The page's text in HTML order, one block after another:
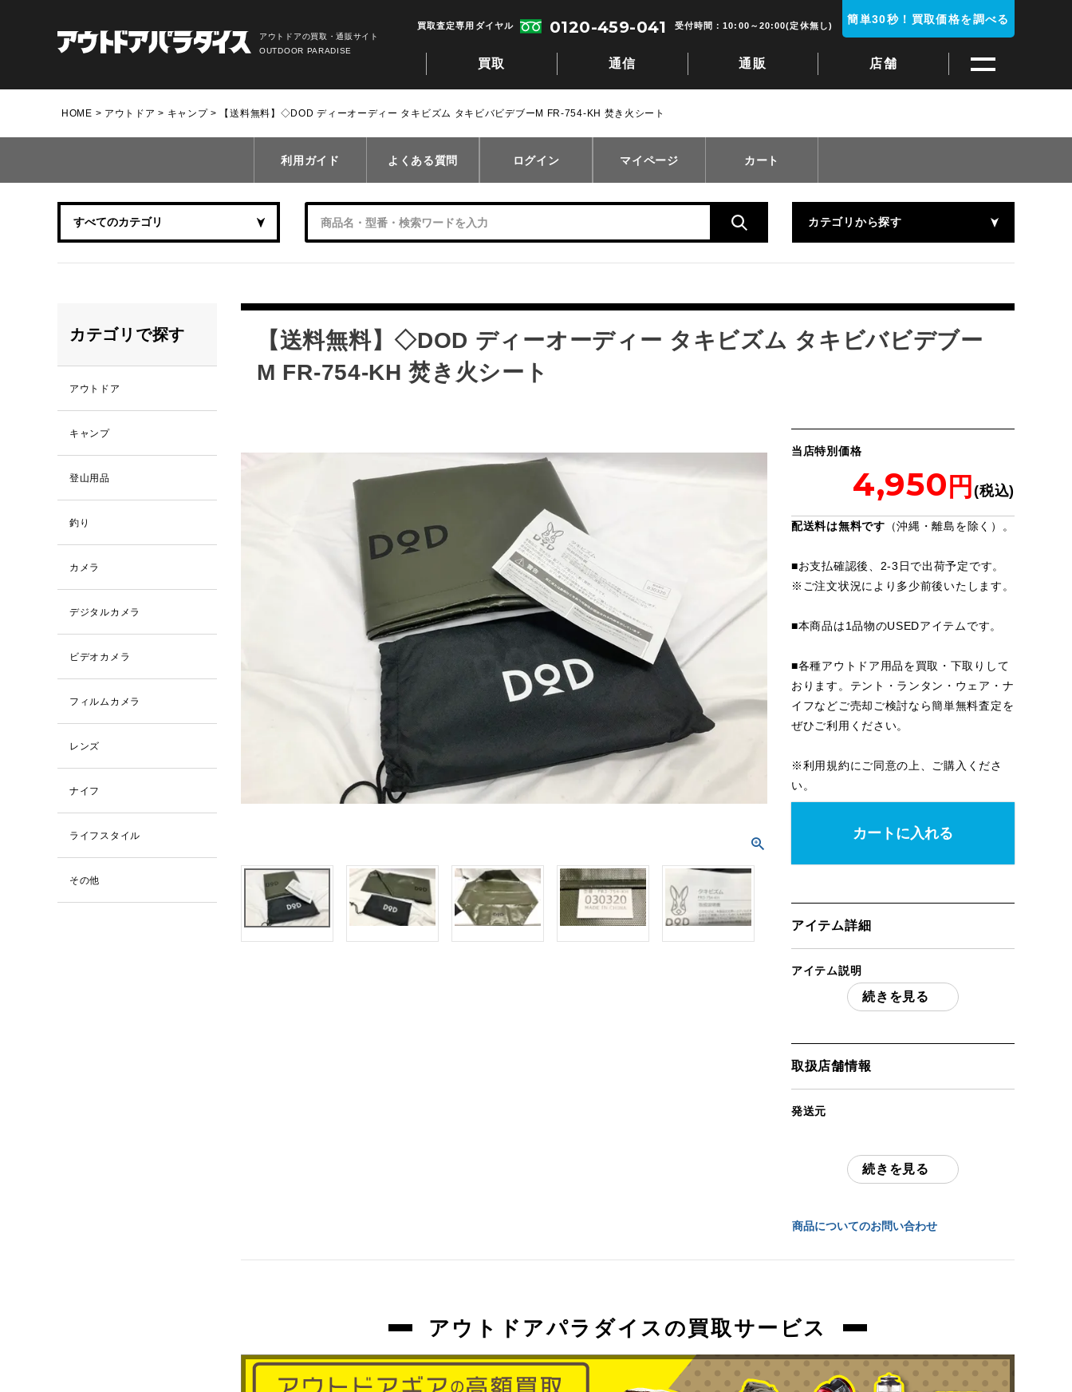
アウトドアの買取・通販サイト
OUTDOOR PARADISE
買取 通信 通販 店舗
買取査定専用ダイヤル 0120-459-041 受付時間：10:00～20:00(定休無し) 簡単30秒！買取価格を調べる
HOME アウトドア キャンプ 【送料無料】◇DOD ディーオーディー タキビズム タキビバビデブーM FR-754-KH 焚き火シート
利用ガイド よくある質問 ログイン マイページ カート
カテゴリから探す
【送料無料】◇DOD ディーオーディー タキビズム タキビバビデブー
M FR-754-KH 焚き火シート
当店特別価格
4,950
配送料は無料です （沖縄・離島を除く）。
■お支払確認後、2-3日で出荷予定です。
※ ご注文状況により多少前後いたします。
■本商品は1品物のUSEDアイテムです。
■各種アウトドア用品を買取・下取りして
おります。テント・ランタン・ウェア・ナ
イフなどご売却ご検討なら簡単無料査定を
ぜひご利用ください。
※利用規約にご同意の上、ご購入くださ
い。
カートに入れる
アイテム詳細
アイテム説明
DOD ディーオーディータキビズム タキビ
(撮影、運搬備品は除く)
アイテム状態
多少の擦れ、傷、お汚れ等ございます。
orb-2605070519-od-081568695
続きを見る
取扱店舗情報
発送元
続きを見る
商品についてのお問い合わせ
アウトドアパラダイスの買取サービス
カテゴリで探す
アウトドア
キャンプ
登山用品
釣り
カメラ
デジタルカメラ
ビデオカメラ
フィルムカメラ
レンズ
ナイフ
ライフスタイル
その他